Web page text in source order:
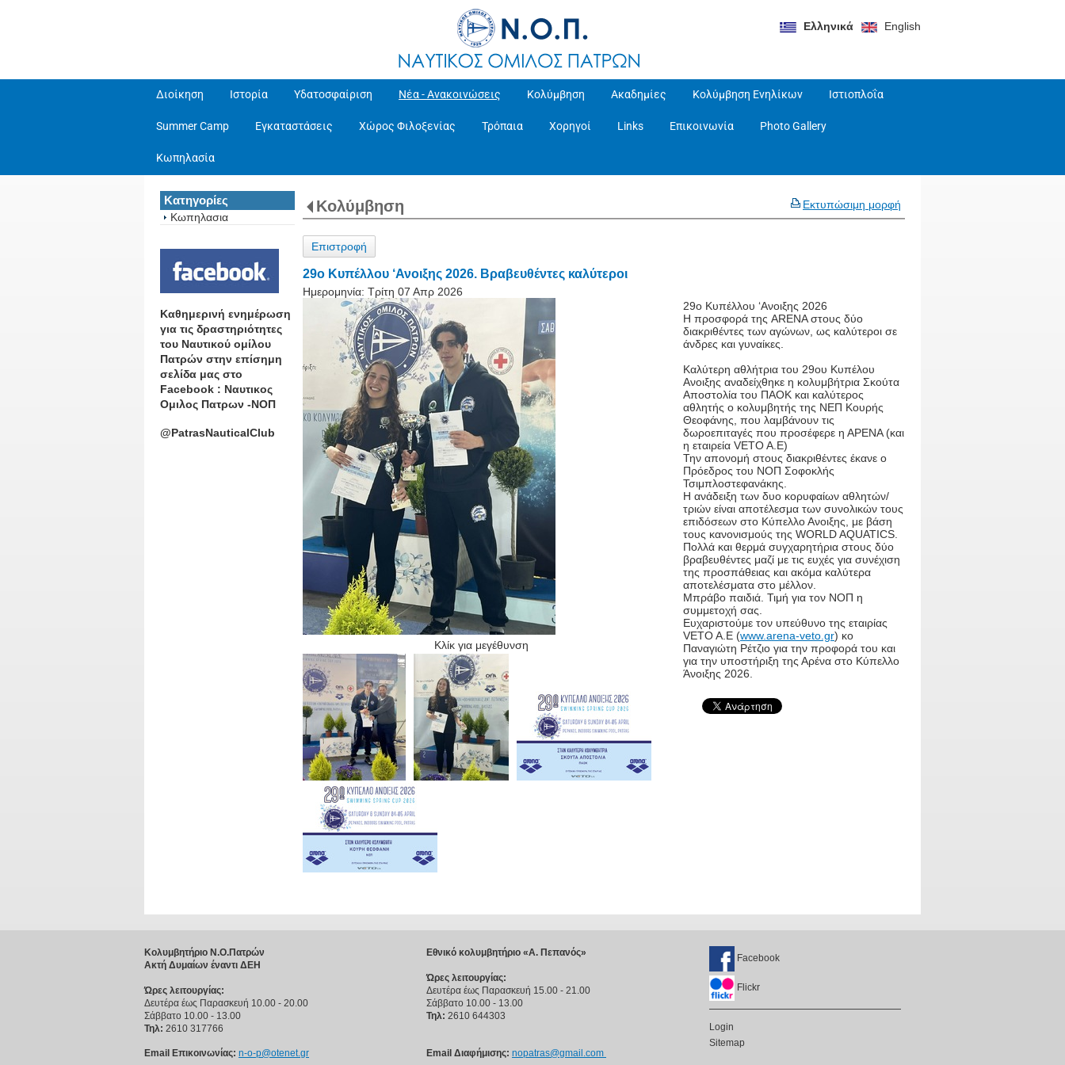
Ελληνικά English
Διοίκηση Ιστορία Υδατοσφαίριση Νέα - Ανακοινώσεις Κολύμβηση Ακαδημίες Κολύμβηση Ενηλίκων Ιστιοπλοΐα
Summer Camp Εγκαταστάσεις Χώρος Φιλοξενίας Τρόπαια Χορηγοί Links Επικοινωνία Photo Gallery
Κωπηλασία
Κατηγορίες
Κωπηλασια
Καθημερινή ενημέρωση
για τις δραστηριότητες
του Ναυτικού ομίλου
Πατρών στην επίσημη
σελίδα μας στο
Facebook : Ναυτικος
Ομιλος Πατρων -ΝΟΠ
@PatrasNauticalClub
Εκτυπώσιμη μορφή
Κολύμβηση
Επιστροφή
29ο Κυπέλλου ‘Ανοιξης 2026. Βραβευθέντες καλύτεροι
Ημερομηνία: Τρίτη 07 Απρ 2026
Κλίκ για μεγέθυνση
29ο Κυπέλλου ‘Ανοιξης 2026
Η προσφορά της ARENA στους δύο
διακριθέντες των αγώνων, ως καλύτεροι σε
άνδρες και γυναίκες.
Καλύτερη αθλήτρια του 29ου Κυπέλου
Ανοιξης αναδείχθηκε η κολυμβήτρια Σκούτα
Αποστολία του ΠΑΟΚ και καλύτερος
αθλητής ο κολυμβητής της ΝΕΠ Κουρής
Θεοφάνης, που λαμβάνουν τις
δωροεπιταγές που προσέφερε η ΑΡΕΝΑ (και
η εταιρεία VETO A.E)
Την απονομή στους διακριθέντες έκανε ο
Πρόεδρος του ΝΟΠ Σοφοκλής
Τσιμπλοστεφανάκης.
H ανάδειξη των δυο κορυφαίων αθλητών/
τριών είναι αποτέλεσμα των συνολικών τους
επιδόσεων στο Κύπελλο Ανοιξης, με βάση
τους κανονισμούς της WORLD AQUATICS.
Πολλά και θερμά συγχαρητήρια στους δύο
βραβευθέντες μαζί με τις ευχές για συνέχιση
της προσπάθειας και ακόμα καλύτερα
αποτελέσματα στο μέλλον.
Μπράβο παιδιά. Τιμή για τον ΝΟΠ η
συμμετοχή σας.
Ευχαριστούμε τον υπεύθυνο της εταιρίας
VETO A.E (www.arena-veto.gr) κο
Παναγιώτη Ρέτζιο για την προφορά του και
για την υποστήριξη της Αρένα στο Κύπελλο
Άνοιξης 2026.
Κολυμβητήριο Ν.Ο.Πατρών
Ακτή Δυμαίων έναντι ΔΕΗ
Ώρες λειτουργίας:
Δευτέρα έως Παρασκευή 10.00 - 20.00
Σάββατο 10.00 - 13.00
Τηλ: 2610 317766
Email Επικοινωνίας: n-o-p@otenet.gr
Εθνικό κολυμβητήριο «Α. Πεπανός»
Ώρες λειτουργίας:
Δευτέρα έως Παρασκευή 15.00 - 21.00
Σάββατο 10.00 - 13.00
Τηλ: 2610 644303
Email Διαφήμισης: nopatras@gmail.com
Facebook
Flickr
Login
Sitemap